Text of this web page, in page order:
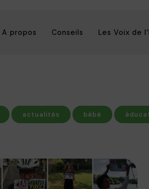
A propos Conseils Les Voix de
actualités bébé